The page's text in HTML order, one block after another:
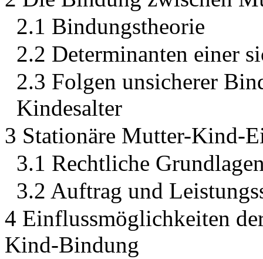
2.1 Bindungstheorie
2.2 Determinanten einer
2.3 Folgen unsicherer
Kindesalter
3 Stationäre Mutter-Kind-
3.1 Rechtliche
3.2 Auftrag und
4 Einflussmöglichkeiten
Kind-Bindung